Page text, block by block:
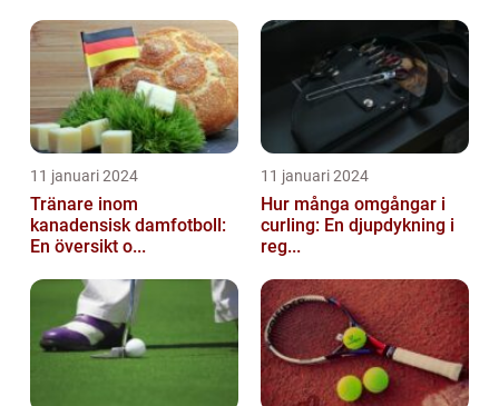
11 januari 2024
Tränare inom
kanadensisk damfotboll:
En översikt o...
11 januari 2024
Hur många omgångar i
curling: En djupdykning i
reg...